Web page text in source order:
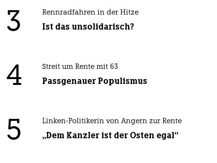
3 Rennradfahren in der Hitze
Ist das unsolidarisch?
4 Streit um Rente mit 63
Passgenauer Populismus
5 Linken-Politikerin von Angern zur Rente
„Dem Kanzler ist der Osten egal“